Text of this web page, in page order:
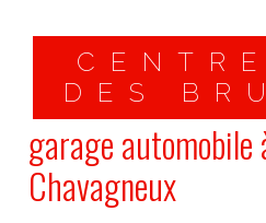
DES
garage automobile
Chavagneux